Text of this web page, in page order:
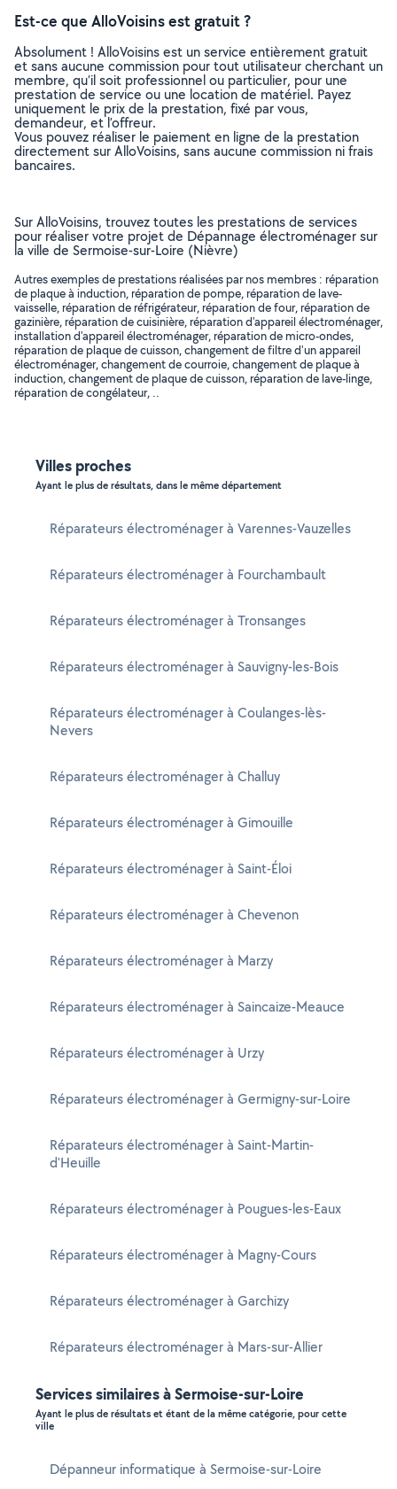
Est-ce que AlloVoisins est gratuit ?
Absolument ! AlloVoisins est un service entièrement gratuit
et sans aucune commission pour tout utilisateur cherchant un
membre, qu’il soit professionnel ou particulier, pour une
prestation de service ou une location de matériel. Payez
uniquement le prix de la prestation, fixé par vous,
demandeur, et l’offreur.
Vous pouvez réaliser le paiement en ligne de la prestation
directement sur AlloVoisins, sans aucune commission ni frais
bancaires.
Sur AlloVoisins, trouvez toutes les prestations de services
pour réaliser votre projet de Dépannage électroménager sur
la ville de Sermoise-sur-Loire (Nièvre)
Autres exemples de prestations réalisées par nos membres : réparation
de plaque à induction, réparation de pompe, réparation de lave-
vaisselle, réparation de réfrigérateur, réparation de four, réparation de
gazinière, réparation de cuisinière, réparation d'appareil électroménager,
installation d'appareil électroménager, réparation de micro-ondes,
réparation de plaque de cuisson, changement de filtre d'un appareil
électroménager, changement de courroie, changement de plaque à
induction, changement de plaque de cuisson, réparation de lave-linge,
réparation de congélateur, ..
Villes proches
Ayant le plus de résultats, dans le même département
Réparateurs électroménager à Varennes-Vauzelles
Réparateurs électroménager à Fourchambault
Réparateurs électroménager à Tronsanges
Réparateurs électroménager à Sauvigny-les-Bois
Réparateurs électroménager à Coulanges-lès-
Nevers
Réparateurs électroménager à Challuy
Réparateurs électroménager à Gimouille
Réparateurs électroménager à Saint-Éloi
Réparateurs électroménager à Chevenon
Réparateurs électroménager à Marzy
Réparateurs électroménager à Saincaize-Meauce
Réparateurs électroménager à Urzy
Réparateurs électroménager à Germigny-sur-Loire
Réparateurs électroménager à Saint-Martin-
d'Heuille
Réparateurs électroménager à Pougues-les-Eaux
Réparateurs électroménager à Magny-Cours
Réparateurs électroménager à Garchizy
Réparateurs électroménager à Mars-sur-Allier
Services similaires à Sermoise-sur-Loire
Ayant le plus de résultats et étant de la même catégorie, pour cette
ville
Dépanneur informatique à Sermoise-sur-Loire